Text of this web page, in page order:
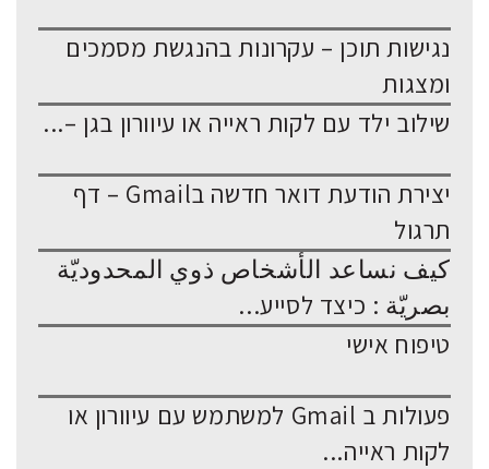
נגישות תוכן – עקרונות בהנגשת מסמכים
ומצגות
שילוב ילד עם לקות ראייה או עיוורון בגן –...
יצירת הודעת דואר חדשה בGmail – דף
תרגול
كيف نساعد الأشخاص ذوي المحدوديّة
بصريّة : כיצד לסייע...
טיפוח אישי
פעולות ב Gmail למשתמש עם עיוורון או
לקות ראייה...